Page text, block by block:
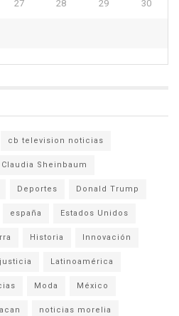
27 28 29 30
cb television noticias
Claudia Sheinbaum
Deportes Donald Trump
españa Estados Unidos
Historia Innovación
justicia Latinoamérica
Moda México
noticias morelia